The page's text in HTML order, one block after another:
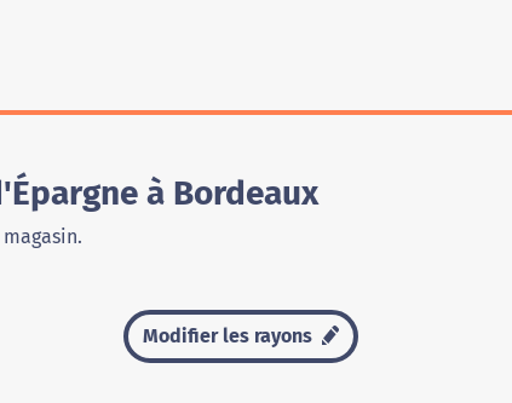
à Bordeaux
Modifier les rayons